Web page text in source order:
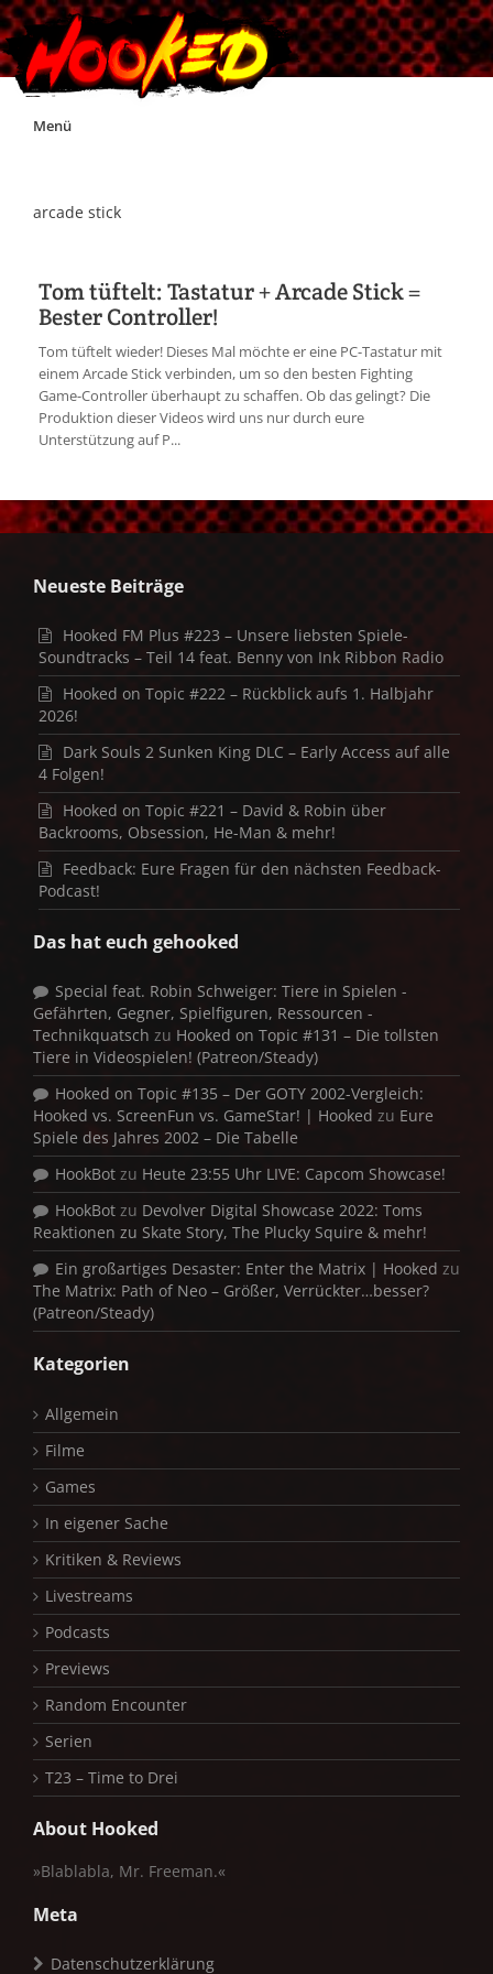
Skip
Menü
Impressum
Jobs
Discord
arcade stick
Tom tüftelt: Tastatur + Arcade Stick =
Bester Controller!
Tom tüftelt wieder! Dieses Mal möchte er eine PC-Tastatur mit
einem Arcade Stick verbinden, um so den besten Fighting
Game-Controller überhaupt zu schaffen. Ob das gelingt? Die
Produktion dieser Videos wird uns nur durch eure
Unterstützung auf P...
Neueste Beiträge
Hooked FM Plus #223 – Unsere liebsten Spiele-
Soundtracks – Teil 14 feat. Benny von Ink Ribbon Radio
Hooked on Topic #222 – Rückblick aufs 1. Halbjahr
2026!
Dark Souls 2 Sunken King DLC – Early Access auf alle
4 Folgen!
Hooked on Topic #221 – David & Robin über
Backrooms, Obsession, He-Man & mehr!
Feedback: Eure Fragen für den nächsten Feedback-
Podcast!
Das hat euch gehooked
Special feat. Robin Schweiger: Tiere in Spielen -
Gefährten, Gegner, Spielfiguren, Ressourcen -
Technikquatsch zu Hooked on Topic #131 – Die tollsten
Tiere in Videospielen! (Patreon/Steady)
Hooked on Topic #135 – Der GOTY 2002-Vergleich:
Hooked vs. ScreenFun vs. GameStar! | Hooked zu Eure
Spiele des Jahres 2002 – Die Tabelle
HookBot zu Heute 23:55 Uhr LIVE: Capcom Showcase!
HookBot zu Devolver Digital Showcase 2022: Toms
Reaktionen zu Skate Story, The Plucky Squire & mehr!
Ein großartiges Desaster: Enter the Matrix | Hooked zu
The Matrix: Path of Neo – Größer, Verrückter…besser?
(Patreon/Steady)
Kategorien
Allgemein
Filme
Games
In eigener Sache
Kritiken & Reviews
Livestreams
Podcasts
Previews
Random Encounter
Serien
T23 – Time to Drei
About Hooked
»Blablabla, Mr. Freeman.«
Meta
Datenschutzerklärung